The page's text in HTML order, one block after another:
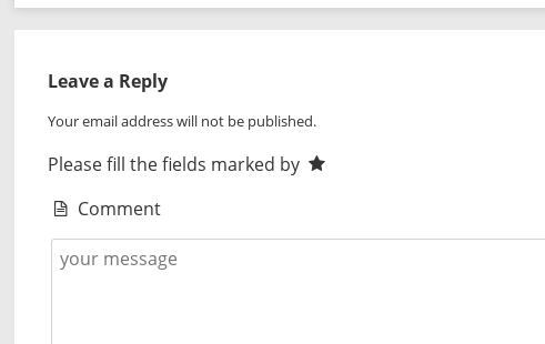
Leave a Reply
Your email address will not be published.
Please fill the fields marked by
Comment